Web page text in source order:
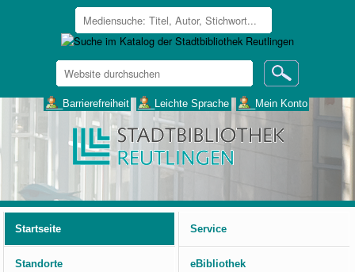
Website
durchsuchen
___Barrierefreiheit ___Leichte Sprache ___Mein Konto
Startseite
Service
Standorte eBibliothek